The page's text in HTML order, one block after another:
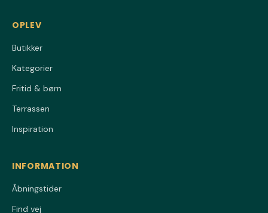
OPLEV
Butikker
Kategorier
Fritid & børn
Terrassen
Inspiration
INFORMATION
Åbningstider
Find vej